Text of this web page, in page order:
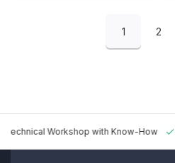
1 2
Technical Workshop with Know-How